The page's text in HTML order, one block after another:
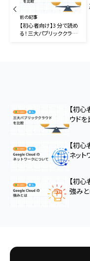
前の記事
【初心者向け】3 分で読め
る！三大パブリッククラウ
【初
ウド
【初
ネット
【初
強み